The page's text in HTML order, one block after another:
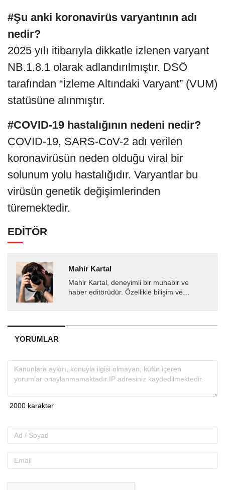
#Şu anki koronavirüs varyantının adı
nedir?
2025 yılı itibarıyla dikkatle izlenen varyant
NB.1.8.1 olarak adlandırılmıştır. DSÖ
tarafından “İzleme Altındaki Varyant” (VUM)
statüsüne alınmıştır.
#COVID-19 hastalığının nedeni nedir?
COVID-19, SARS-CoV-2 adı verilen
koronavirüsün neden olduğu viral bir
solunum yolu hastalığıdır. Varyantlar bu
virüsün genetik değişimlerinden
türemektedir.
EDİTÖR
Mahir Kartal
Mahir Kartal, deneyimli bir muhabir ve
haber editörüdür. Özellikle bilişim ve
gelişmeleri okuyuculara...
YORUMLAR